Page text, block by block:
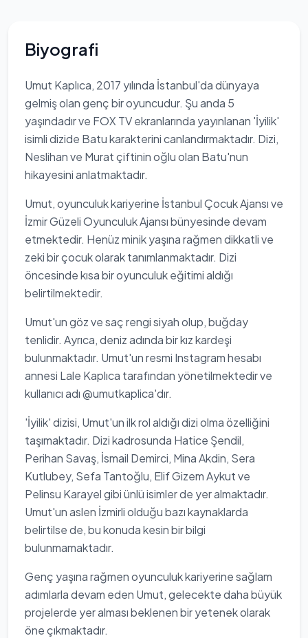
Biyografi
Umut Kaplıca, 2017 yılında İstanbul'da dünyaya
gelmiş olan genç bir oyuncudur. Şu anda 5
yaşındadır ve FOX TV ekranlarında yayınlanan 'İyilik'
isimli dizide Batu karakterini canlandırmaktadır. Dizi,
Neslihan ve Murat çiftinin oğlu olan Batu'nun
hikayesini anlatmaktadır.
Umut, oyunculuk kariyerine İstanbul Çocuk Ajansı ve
İzmir Güzeli Oyunculuk Ajansı bünyesinde devam
etmektedir. Henüz minik yaşına rağmen dikkatli ve
zeki bir çocuk olarak tanımlanmaktadır. Dizi
öncesinde kısa bir oyunculuk eğitimi aldığı
belirtilmektedir.
Umut'un göz ve saç rengi siyah olup, buğday
tenlidir. Ayrıca, deniz adında bir kız kardeşi
bulunmaktadır. Umut'un resmi Instagram hesabı
annesi Lale Kaplıca tarafından yönetilmektedir ve
kullanıcı adı @umutkaplica'dır.
'İyilik' dizisi, Umut'un ilk rol aldığı dizi olma özelliğini
taşımaktadır. Dizi kadrosunda Hatice Şendil,
Perihan Savaş, İsmail Demirci, Mina Akdin, Sera
Kutlubey, Sefa Tantoğlu, Elif Gizem Aykut ve
Pelinsu Karayel gibi ünlü isimler de yer almaktadır.
Umut'un aslen İzmirli olduğu bazı kaynaklarda
belirtilse de, bu konuda kesin bir bilgi
bulunmamaktadır.
Genç yaşına rağmen oyunculuk kariyerine sağlam
adımlarla devam eden Umut, gelecekte daha büyük
projelerde yer alması beklenen bir yetenek olarak
öne çıkmaktadır.